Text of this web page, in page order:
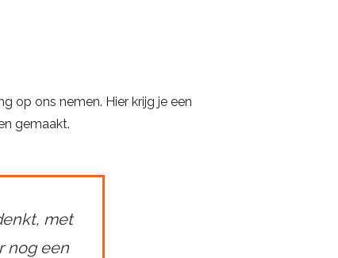
op ons nemen. Hier krijg je een
gemaakt.
met
nog een